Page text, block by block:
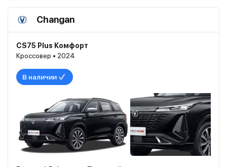
Changan
CS75 Plus Комфорт
Кроссовер • 2024
В наличии